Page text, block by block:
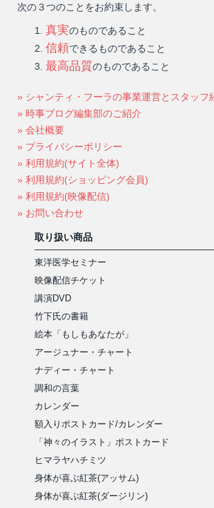
次の３つのことをお約束します。
真実のものであること
信頼できるものであること
最高品質のものであること
» シャンティ・フーラの事業運営とスタッフ
» 時事ブログ編集部のご紹介
» 会社概要
» プライバシーポリシー
» 利用規約(サイト全体)
» 利用規約(ショッピング会員)
» 利用規約(映像配信)
» お問い合わせ
取り扱い商品
東洋医学セミナー
映像配信チケット
講演DVD
竹下氏の書籍
絵本「もしもあなたが」
アージュナー・チャート
ナディー・チャート
調和の言葉
カレンダー
額入りポストカード/カレンダー
「神々のイラスト」ポストカード
ヒマラヤハチミツ
身体が喜ぶ紅茶(アッサム)
身体が喜ぶ紅茶(ダージリン)